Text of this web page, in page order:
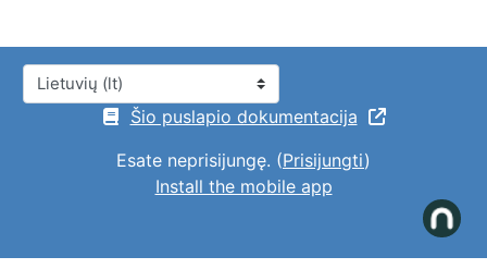
Kalba
Šio puslapio dokumentacija
Esate neprisijungę. (Prisijungti)
Install the mobile app